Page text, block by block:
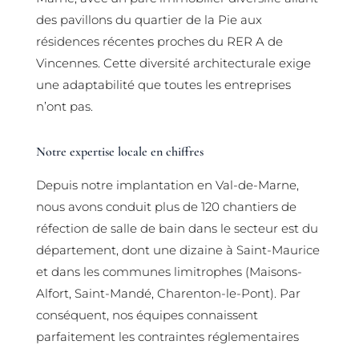
des pavillons du quartier de la Pie aux
résidences récentes proches du RER A de
Vincennes. Cette diversité architecturale exige
une adaptabilité que toutes les entreprises
n’ont pas.
Notre expertise locale en chiffres
Depuis notre implantation en Val-de-Marne,
nous avons conduit plus de 120 chantiers de
réfection de salle de bain dans le secteur est du
département, dont une dizaine à Saint-Maurice
et dans les communes limitrophes (Maisons-
Alfort, Saint-Mandé, Charenton-le-Pont). Par
conséquent, nos équipes connaissent
parfaitement les contraintes réglementaires